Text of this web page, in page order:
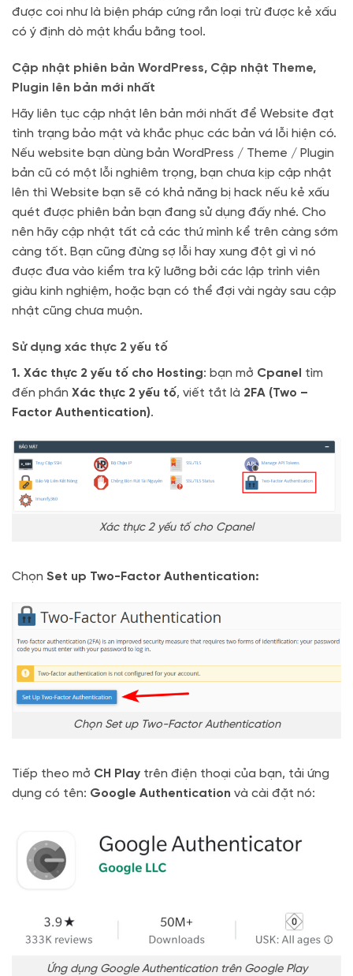
được coi như là biện pháp cứng rắn loại trừ được kẻ xấu
có ý định dò mật khẩu bằng tool.
Cập nhật phiên bản WordPress, Cập nhật Theme,
Plugin lên bản mới nhất
Hãy liên tục cập nhật lên bản mới nhất để Website đạt
tình trạng bảo mật và khắc phục các bản vá lỗi hiện có.
Nếu website bạn dùng bản WordPress / Theme / Plugin
bản cũ có một lỗi nghiêm trọng, bạn chưa kịp cập nhật
lên thì Website bạn sẽ có khả năng bị hack nếu kẻ xấu
quét được phiên bản bạn đang sử dụng đấy nhé. Cho
nên hãy cập nhật tất cả các thứ mình kể trên càng sớm
càng tốt. Bạn cũng đừng sợ lỗi hay xung đột gì vì nó
được đưa vào kiểm tra kỹ lưỡng bởi các lập trình viên
giàu kinh nghiệm, hoặc bạn có thể đợi vài ngày sau cập
nhật cũng chưa muộn.
Sử dụng xác thực 2 yếu tố
1. Xác thực 2 yếu tố cho Hosting: bạn mở Cpanel tìm
đến phần Xác thực 2 yếu tố, viết tắt là 2FA (Two –
Factor Authentication).
Xác thực 2 yếu tố cho Cpanel
Chọn Set up Two-Factor Authentication:
Chọn Set up Two-Factor Authentication
Tiếp theo mở CH Play trên điện thoại của bạn, tải ứng
dụng có tên: Google Authentication và cài đặt nó:
Ứng dụng Google Authentication trên Google Play